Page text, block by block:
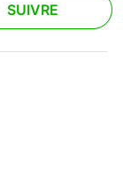
SUIVRE